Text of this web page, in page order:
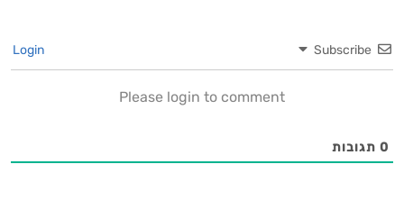
Subscribe
Please login to comment
0 תגובות